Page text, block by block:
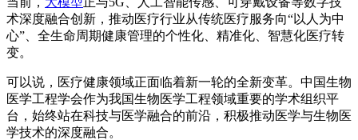
术深度融合创新，推动医疗行业从传统医疗服务向“以人为中
心”、全生命周期健康管理的个性化、精准化、智慧化医疗转
变。
可以说，医疗健康领域正面临着新一轮的全新变革。中国生物
医学工程学会作为我国生物医学工程领域重要的学术组织平
台，始终站在科技与医学融合的前沿，积极推动医学与生物医
学技术的深度融合。